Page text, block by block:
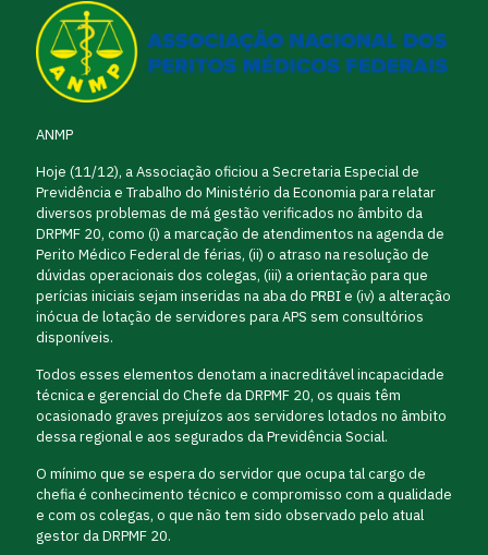
ANMP
Hoje (11/12), a Associação oficiou a Secretaria Especial de
Previdência e Trabalho do Ministério da Economia para relatar
diversos problemas de má gestão verificados no âmbito da
DRPMF 20, como (i) a marcação de atendimentos na agenda de
Perito Médico Federal de férias, (ii) o atraso na resolução de
dúvidas operacionais dos colegas, (iii) a orientação para que
perícias iniciais sejam inseridas na aba do PRBI e (iv) a alteração
inócua de lotação de servidores para APS sem consultórios
disponíveis.
Todos esses elementos denotam a inacreditável incapacidade
técnica e gerencial do Chefe da DRPMF 20, os quais têm
ocasionado graves prejuízos aos servidores lotados no âmbito
dessa regional e aos segurados da Previdência Social.
O mínimo que se espera do servidor que ocupa tal cargo de
chefia é conhecimento técnico e compromisso com a qualidade
e com os colegas, o que não tem sido observado pelo atual
gestor da DRPMF 20.